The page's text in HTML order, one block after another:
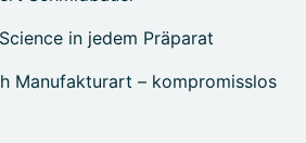
in jedem Präparat
Manufakturart – kompromisslos